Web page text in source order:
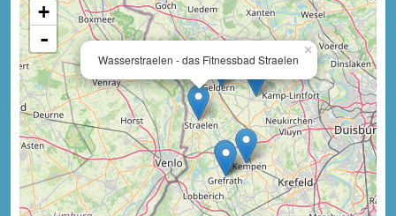
×
Wasserstraelen - das Fitnessbad Straelen
+
-